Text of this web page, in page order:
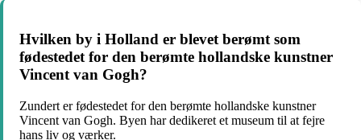
Hvilken by i Holland er blevet berømt som
fødestedet for den berømte hollandske kunstner
Vincent van Gogh?
Zundert er fødestedet for den berømte hollandske kunstner
Vincent van Gogh. Byen har dedikeret et museum til at fejre
hans liv og værker.